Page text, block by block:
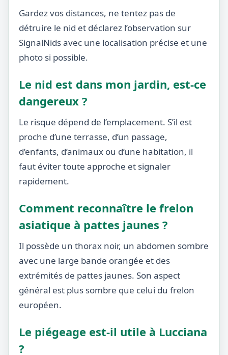
Gardez vos distances, ne tentez pas de
détruire le nid et déclarez l’observation sur
SignalNids avec une localisation précise et une
photo si possible.
Le nid est dans mon jardin, est-ce
dangereux ?
Le risque dépend de l’emplacement. S’il est
proche d’une terrasse, d’un passage,
d’enfants, d’animaux ou d’une habitation, il
faut éviter toute approche et signaler
rapidement.
Comment reconnaître le frelon
asiatique à pattes jaunes ?
Il possède un thorax noir, un abdomen sombre
avec une large bande orangée et des
extrémités de pattes jaunes. Son aspect
général est plus sombre que celui du frelon
européen.
Le piégeage est-il utile à Lucciana
?